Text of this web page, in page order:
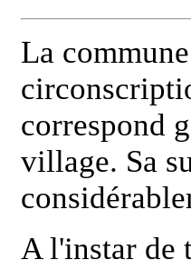
La
correspond
village. Sa
A l'instar de